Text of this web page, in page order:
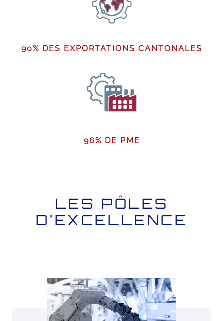
90% DES EXPORTATIONS CANTONALES
96% DE PME
LES PÔLES
D’EXCELLENCE